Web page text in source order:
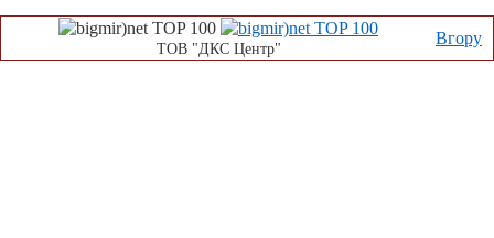
Вгору
ТОВ "ДКС Центр"